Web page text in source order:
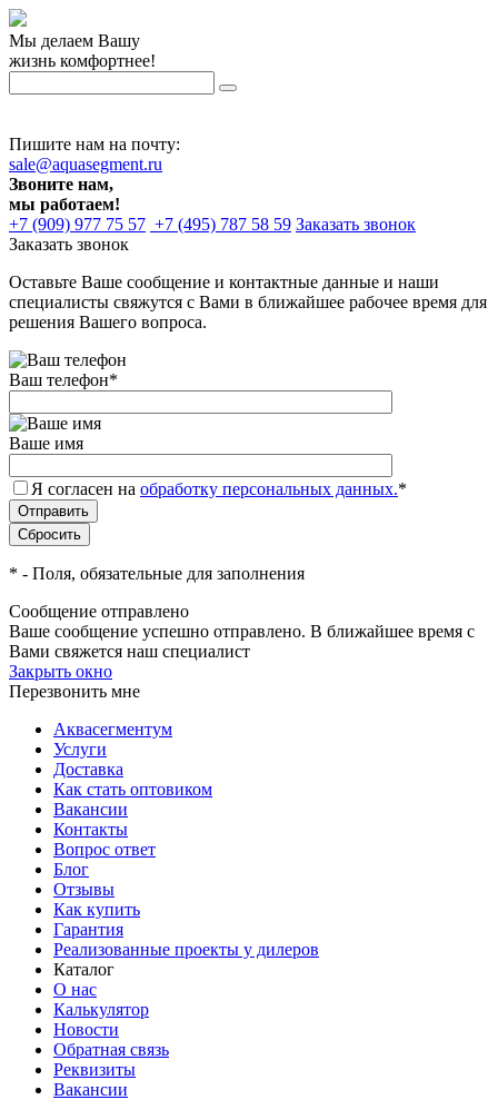
Мы делаем Вашу
жизнь комфортнее!
Пишите нам на почту:
sale@aquasegment.ru
Звоните нам,
мы работаем!
+7 (909) 977 75 57 +7 (495) 787 58 59 Заказать звонок
Заказать звонок
Оставьте Ваше сообщение и контактные данные и наши
специалисты свяжутся с Вами в ближайшее рабочее время для
решения Вашего вопроса.
Ваш телефон*
Ваше имя
Я согласен на обработку персональных данных.*
* - Поля, обязательные для заполнения
Сообщение отправлено
Ваше сообщение успешно отправлено. В ближайшее время с
Вами свяжется наш специалист
Закрыть окно
Перезвонить мне
Аквасегментум
Услуги
Доставка
Как стать оптовиком
Вакансии
Контакты
Вопрос ответ
Блог
Отзывы
Как купить
Гарантия
Реализованные проекты у дилеров
Каталог
О нас
Калькулятор
Новости
Обратная связь
Реквизиты
Вакансии